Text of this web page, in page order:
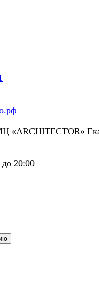
«ARCHITECTOR»
20:00